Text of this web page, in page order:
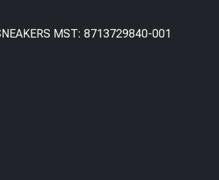
MST: 8713729840-001